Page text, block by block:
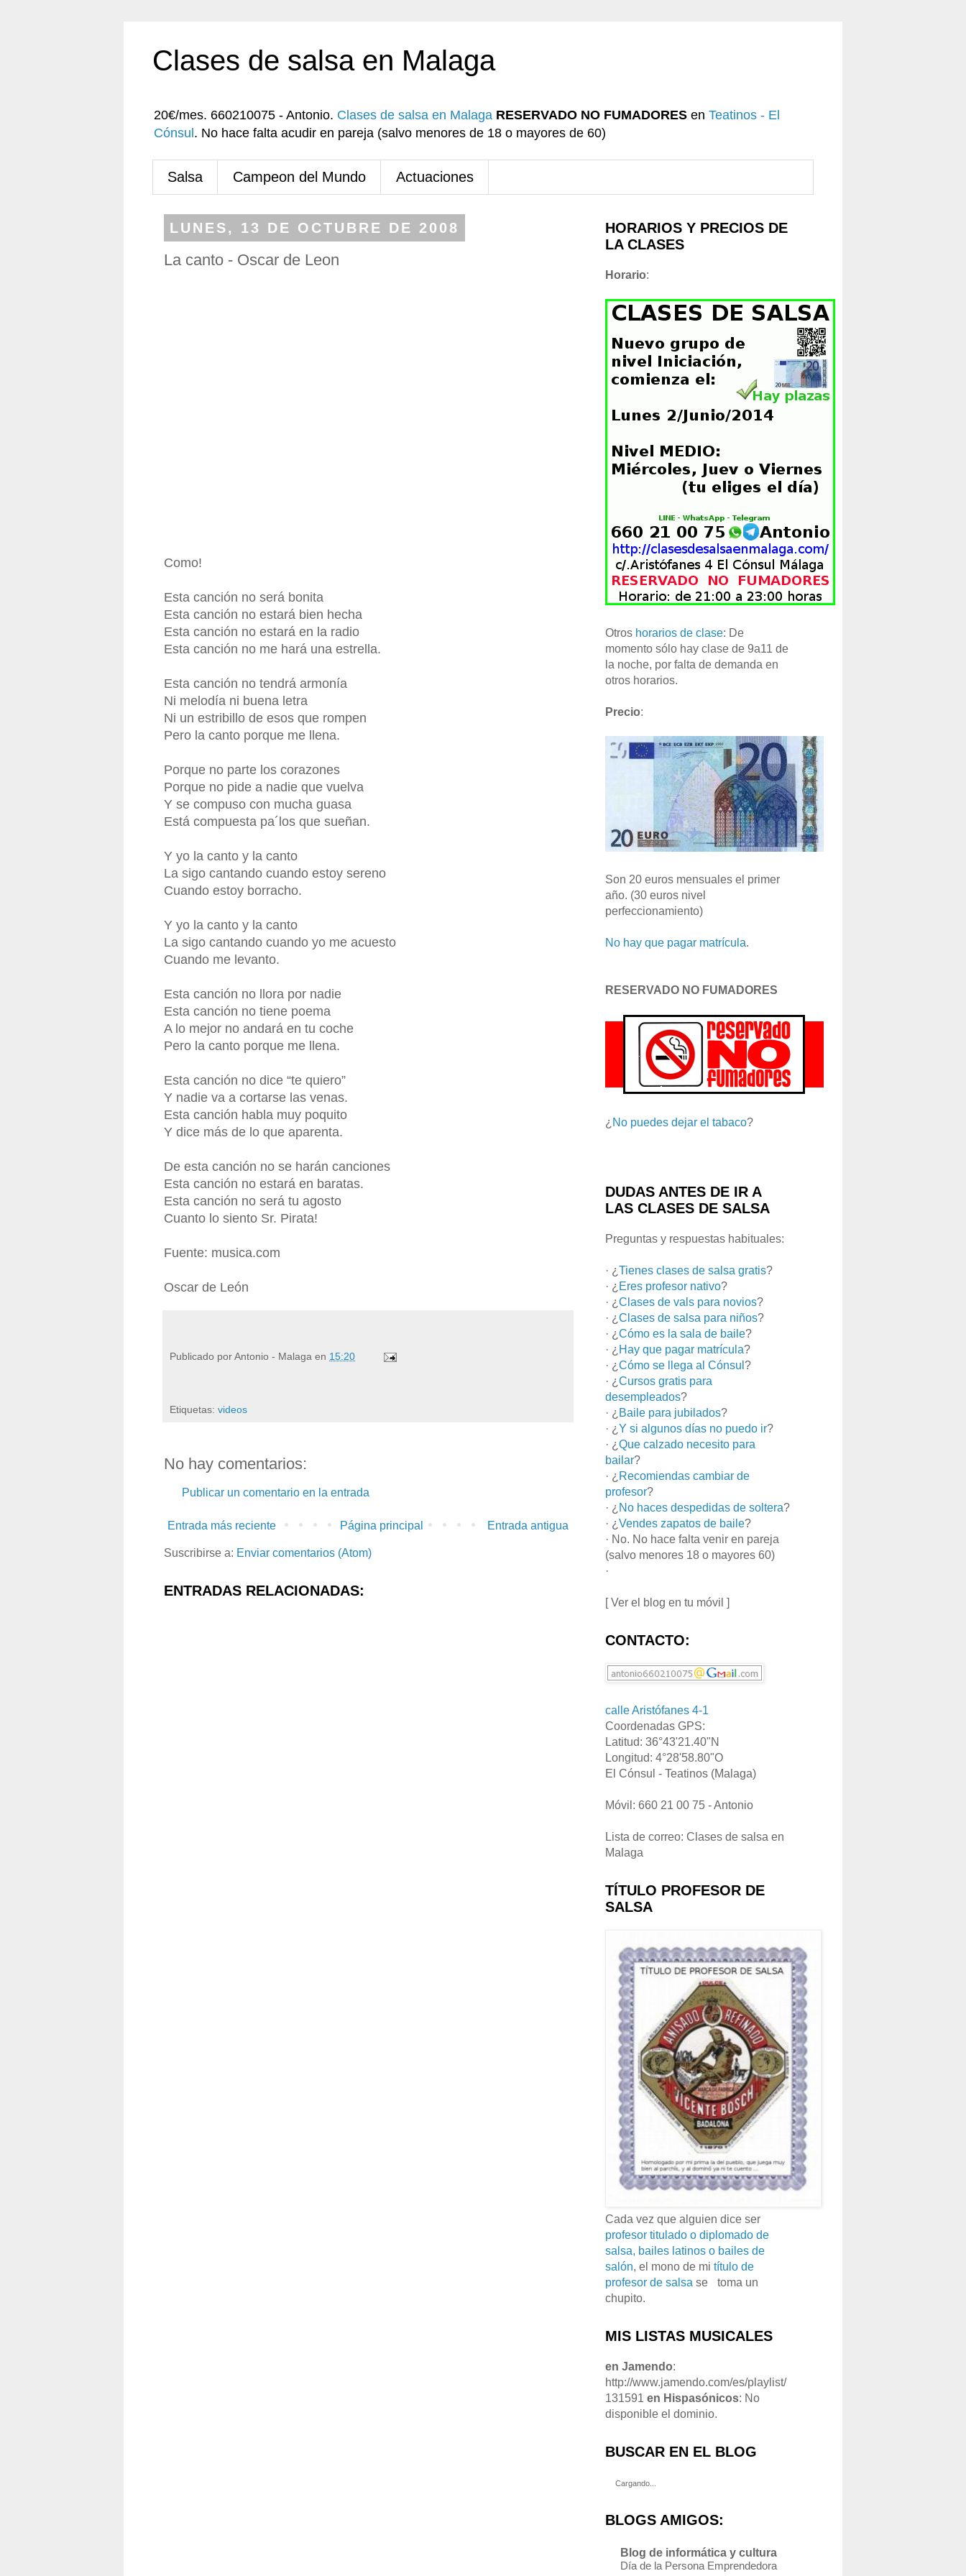
Clases de salsa en Malaga
20€/mes. 660210075 - Antonio. Clases de salsa en Malaga RESERVADO NO FUMADORES en Teatinos - El
Cónsul . No hace falta acudir en pareja (salvo menores de 18 o mayores de 60)
Salsa Campeon del Mundo Actuaciones
LUNES, 13 DE OCTUBRE DE 2008
La canto - Oscar de Leon
Como!
Esta canción no será bonita
Esta canción no estará bien hecha
Esta canción no estará en la radio
Esta canción no me hará una estrella.
Esta canción no tendrá armonía
Ni melodía ni buena letra
Ni un estribillo de esos que rompen
Pero la canto porque me llena.
Porque no parte los corazones
Porque no pide a nadie que vuelva
Y se compuso con mucha guasa
Está compuesta pa´los que sueñan.
Y yo la canto y la canto
La sigo cantando cuando estoy sereno
Cuando estoy borracho.
Y yo la canto y la canto
La sigo cantando cuando yo me acuesto
Cuando me levanto.
Esta canción no llora por nadie
Esta canción no tiene poema
A lo mejor no andará en tu coche
Pero la canto porque me llena.
Esta canción no dice “te quiero”
Y nadie va a cortarse las venas.
Esta canción habla muy poquito
Y dice más de lo que aparenta.
De esta canción no se harán canciones
Esta canción no estará en baratas.
Esta canción no será tu agosto
Cuanto lo siento Sr. Pirata!
Fuente: musica.com
Oscar de León
Publicado porAntonio - Malaga en 15:20
Etiquetas: videos
No hay comentarios:
Publicar un comentario en la entrada
Entrada más reciente Entrada antigua
Página principal
Suscribirse a: Enviar comentarios (Atom)
ENTRADAS RELACIONADAS:
HORARIOS Y PRECIOS DE
LA CLASES
Horario:
Otros horarios de clase: De
momento sólo hay clase de 9a11 de
la noche, por falta de demanda en
otros horarios.
Precio:
Son 20 euros mensuales el primer
año. (30 euros nivel
perfeccionamiento)
No hay que pagar matrícula.
RESERVADO NO FUMADORES
¿ No puedes dejar el tabaco?
DUDAS ANTES DE IR A
LAS CLASES DE SALSA
Preguntas y respuestas habituales:
· ¿ Tienes clases de salsa gratis?
· ¿ Eres profesor nativo?
· ¿ Clases de vals para novios?
· ¿ Clases de salsa para niños?
· ¿ Cómo es la sala de baile?
· ¿ Hay que pagar matrícula?
· ¿ Cómo se llega al Cónsul ?
· ¿ Cursos gratis para
desempleados?
· ¿ Baile para jubilados?
· ¿ Y si algunos días no puedo ir?
· ¿ Que calzado necesito para
bailar?
· ¿ Recomiendas cambiar de
profesor?
· ¿ No haces despedidas de soltera?
· ¿ Vendes zapatos de baile?
· No. No hace falta venir en pareja
(salvo menores 18 o mayores 60)
·
[ Ver el blog en tu móvil ]
CONTACTO:
calle Aristófanes 4-1
Coordenadas GPS:
Latitud: 36°43'21.40"N
Longitud: 4°28'58.80"O
El Cónsul - Teatinos (Malaga)
Móvil: 660 21 00 75 - Antonio
Lista de correo: Clases de salsa en
Malaga
TÍTULO PROFESOR DE
SALSA
Cada vez que alguien dice ser
profesor titulado o diplomado de
salsa, bailes latinos o bailes de
salón, el mono de mi título de
profesor de salsa se
toma un
chupito.
MIS LISTAS MUSICALES
en Jamendo:
http://www.jamendo.com/es/playlist/
131591 en Hispasónicos: No
disponible el dominio.
BUSCAR EN EL BLOG
Cargando...
BLOGS AMIGOS:
Blog de informática y cultura
Día de la Persona Emprendedora